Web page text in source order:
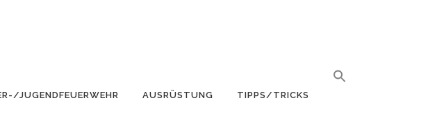
JUGENDFEUERWEHR AUSRÜSTUNG TIPPS/TRICKS